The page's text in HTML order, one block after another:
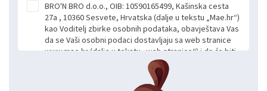
BRO'N BRO d.o.o., OIB: 10590165499, Kašinska cesta
27a , 10360 Sesvete, Hrvatska (dalje u tekstu „Mae.hr“)
kao Voditelj zbirke osobnih podataka, obavještava Vas
da se Vaši osobni podaci dostavljaju sa web stranice
www.mae.hr (dalje u tekstu „web stranice“) i da će biti
obrađeni. Prihvaćanjem ove Izjave smatra se da
slobodno i izričito dajete privolu za prikupljanje i daljnju
obradu Vaših osobnih podataka koje ustupate Mae.hr